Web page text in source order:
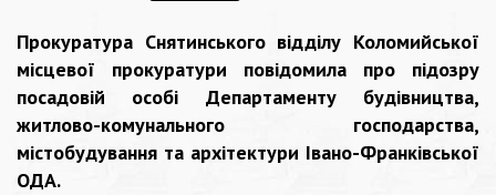
Прокуратура Снятинського відділу Коломийської
місцевої прокуратури повідомила про підозру
посадовій особі Департаменту будівництва,
житлово-комунального господарства,
містобудування та архітектури Івано-Франківської
ОДА.